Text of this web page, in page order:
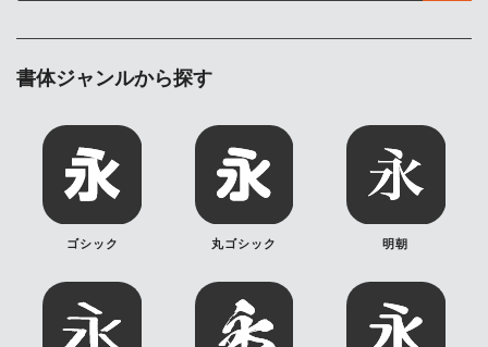
書体ジャンルから探す
ゴシック 丸ゴシック 明朝